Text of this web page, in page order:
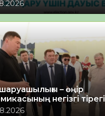
– өңір
негізгі тірегі